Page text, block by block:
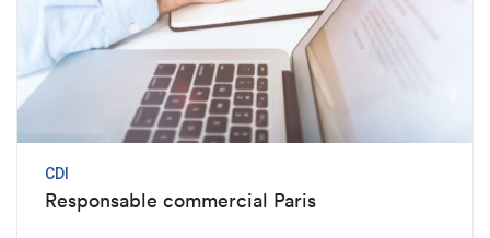
CDI
Responsable commercial Paris